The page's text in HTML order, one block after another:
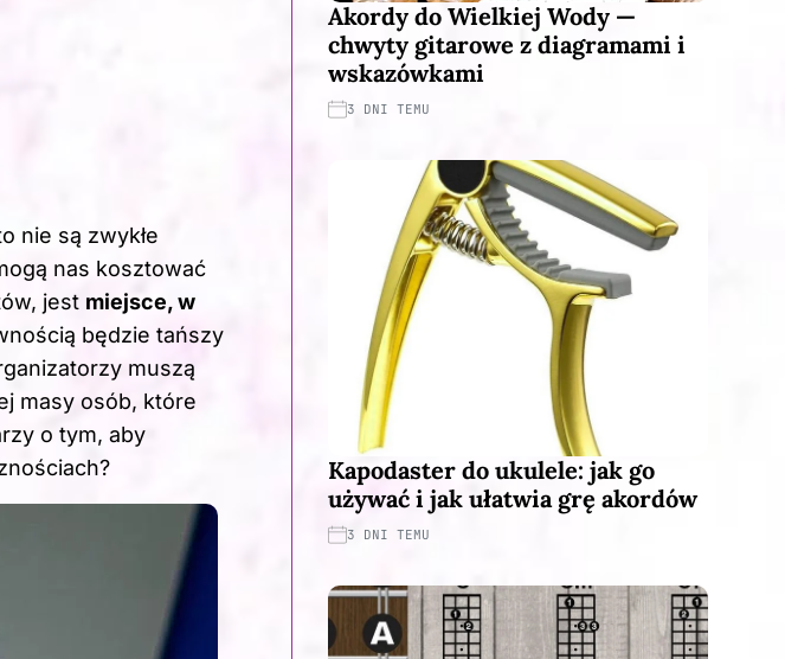
nie są zwykłe
nas kosztować
, jest miejsce, w
będzie tańszy
muszą
masy osób, które
o tym, aby
Akordy do Wielkiej Wody —
chwyty gitarowe z diagramami i
wskazówkami
3 DNI TEMU
Kapodaster do ukulele: jak go
używać i jak ułatwia grę akordów
3 DNI TEMU